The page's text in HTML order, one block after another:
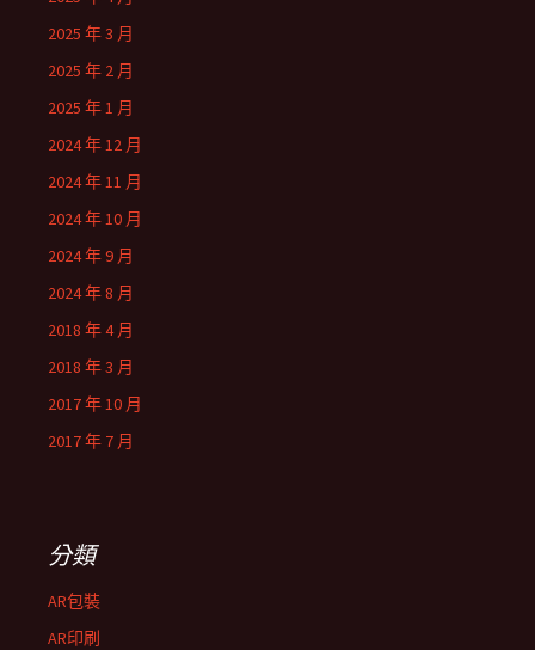
2025 年 3 月
2025 年 2 月
2025 年 1 月
2024 年 12 月
2024 年 11 月
2024 年 10 月
2024 年 9 月
2024 年 8 月
2018 年 4 月
2018 年 3 月
2017 年 10 月
2017 年 7 月
分類
AR包裝
AR印刷